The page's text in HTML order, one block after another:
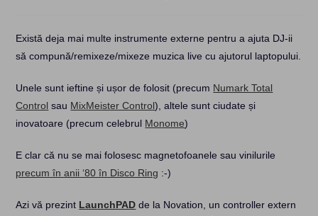
Există deja mai multe instrumente externe pentru a ajuta DJ-ii
să compună/remixeze/mixeze muzica live cu ajutorul laptopului.
Unele sunt ieftine și ușor de folosit (precum Numark Total
Control sau MixMeister Control), altele sunt ciudate și
inovatoare (precum celebrul Monome)
E clar că nu se mai folosesc magnetofoanele sau vinilurile
precum în anii ‘80 în Disco Ring :-)
Azi vă prezint LaunchPAD de la Novation, un controller extern